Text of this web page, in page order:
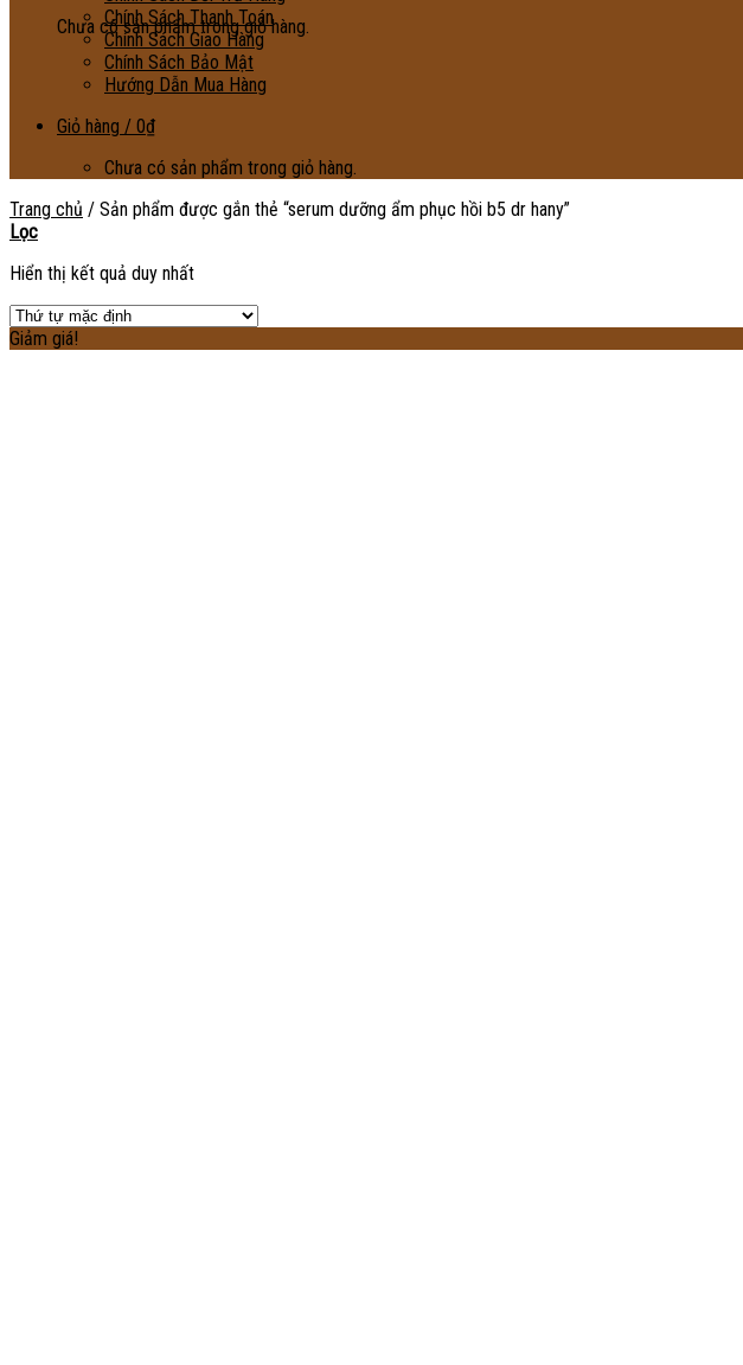
Chưa có sản phẩm trong giỏ hàng.
Chính Sách Thanh Toán
Chính Sách Giao Hàng
Chính Sách Bảo Mật
Hướng Dẫn Mua Hàng
Giỏ hàng / 0₫
Chưa có sản phẩm trong giỏ hàng.
Trang chủ / Sản phẩm được gắn thẻ “serum dưỡng ẩm phục hồi b5 dr hany”
Lọc
Hiển thị kết quả duy nhất
Giảm giá!